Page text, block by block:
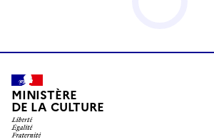
MINISTÈRE
DE LA CULTURE